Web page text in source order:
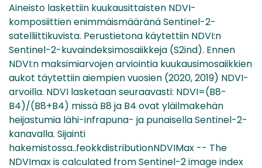
Aineisto laskettiin kuukausittaisten NDVI-
komposiittien enimmäismääränä Sentinel-2-
satelliittikuvista. Perustietona käytettiin NDVI:n
Sentinel-2-kuvaindeksimosaiikkeja (S2ind). Ennen
NDVI:n maksimiarvojen arviointia kuukausimosaiikkien
aukot täytettiin aiempien vuosien (2020, 2019) NDVI-
arvoilla. NDVI lasketaan seuraavasti: NDVI=(B8-
B4)/(B8+B4) missä B8 ja B4 ovat yläilmakehän
heijastumia lähi-infrapuna- ja punaisella Sentinel-2-
kanavalla. Sijainti
hakemistossa..feokkdistributionNDVIMax -- The
NDVImax is calculated from Sentinel-2 image index